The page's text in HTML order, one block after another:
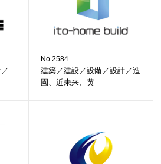
No.2584
建築／建設／設備／設計／造
園、近未来、黄